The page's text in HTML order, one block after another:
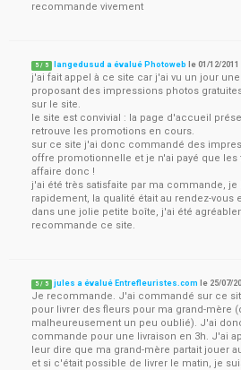
recommande vivement
5 / 5 langedusud a évalué Photoweb le01/12/2011
j'ai fait appel à ce site car j'ai vu un jour
proposant des impressions photos
sur le site.
le site est convivial : la page d'accueil
retrouve les promotions en cours.
sur ce site j'ai donc commandé des
offre promotionnelle et je n'ai payé que
affaire donc !
j'ai été très satisfaite par ma commande,
rapidement, la qualité était au rendez-vous
dans une jolie petite boîte, j'ai été
recommande ce site.
5 / 5 jules a évalué Entrefleuristes.com le 25/07/
Je recommande. J'ai commandé sur ce
pour livrer des fleurs pour ma grand-mère
malheureusement un peu oublié). J'ai
commande pour une livraison en 3h. J'ai
leur dire que ma grand-mère partait jouer
et si c'était possible de livrer le matin, je